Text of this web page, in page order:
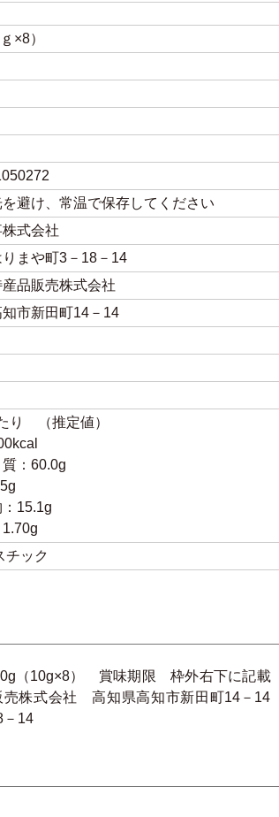
×8）
避け、常温で保存してください
式会社
まや町3－18－14
品販売株式会社
市新田町14－14
り （推定値）
：60.0g
15.1g
チック
（10g×8） 賞味期限 枠外右下に記載
株式会社 高知県高知市新田町14－14
14